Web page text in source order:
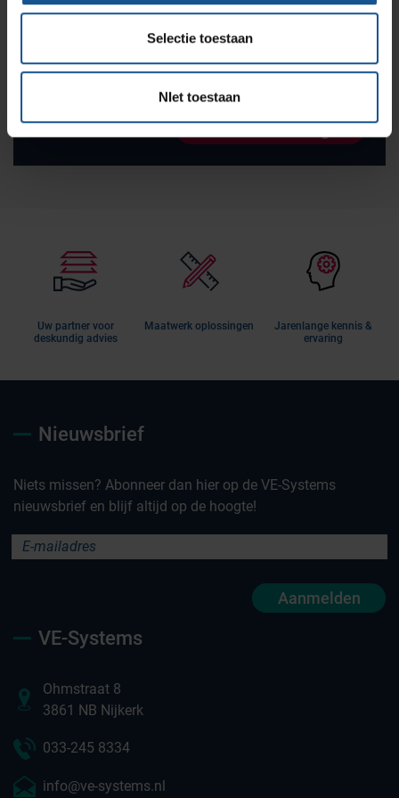
Selectie toestaan
NIet toestaan
Wilt u meer informatie over VE-Systems of onze
Informatie aanvragen
Uw partner voor
deskundig advies
Maatwerk oplossingen
Jarenlange kennis &
ervaring
Nieuwsbrief
Niets missen? Abonneer dan hier op de VE-Systems
nieuwsbrief en blijf altijd op de hoogte!
Aanmelden
VE-Systems
Ohmstraat 8
3861 NB Nijkerk
033-245 8334
info@ve-systems.nl